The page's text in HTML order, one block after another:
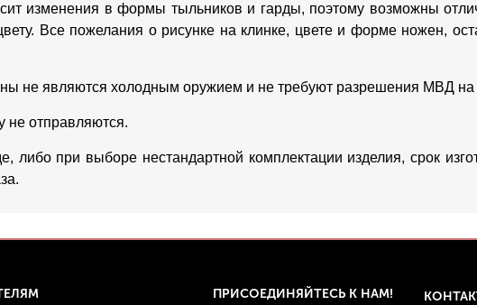
изменения в формы тыльников и гарды, поэтому возможны
Все пожелания о рисунке на клинке, цвете и форме ножен,
не являются холодным оружием и не требуют разрешения МВД
не отправляются.
либо при выборе нестандартной комплектации изделия, срок
ПРИСОЕДИНЯЙТЕСЬ К НАМ!